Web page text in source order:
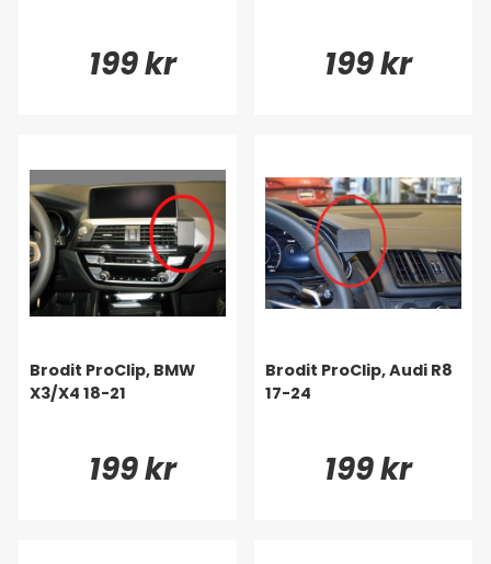
199 kr 199 kr
Brodit ProClip, BMW
X3/X4 18-21
199 kr
Brodit ProClip, Audi R8
17-24
199 kr